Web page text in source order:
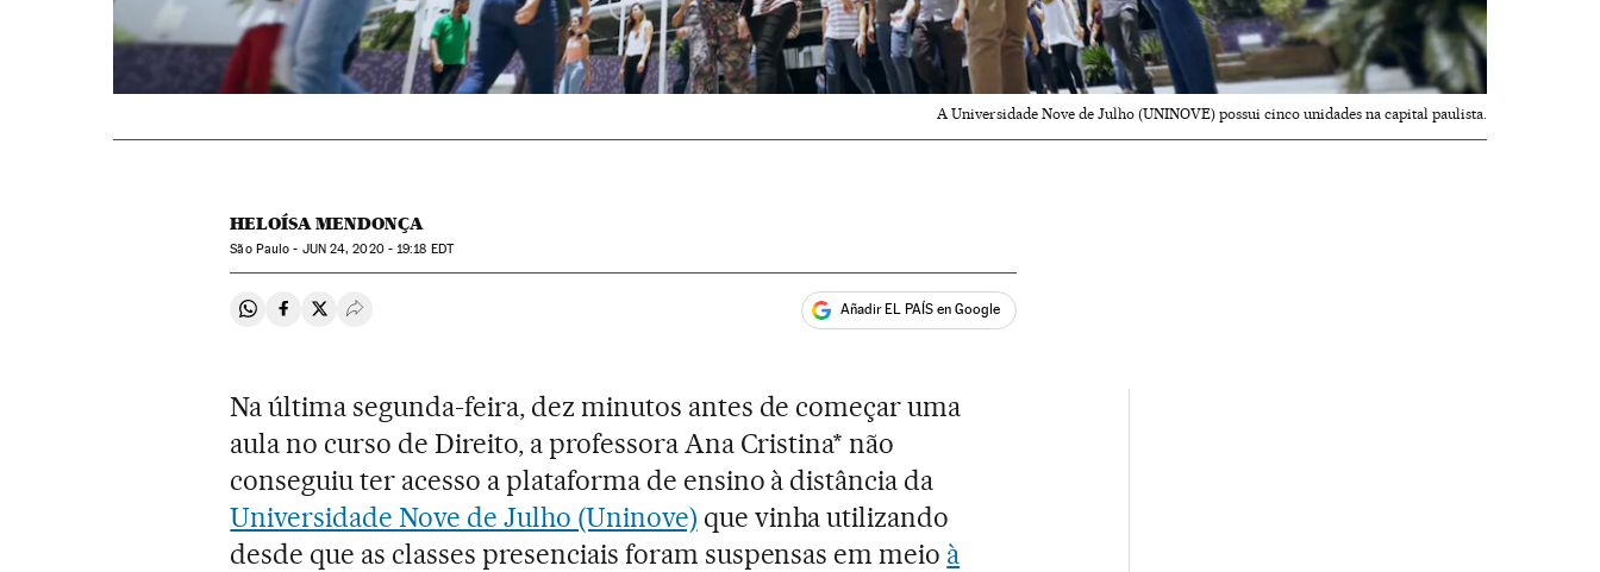
A Universidade Nove de Julho (UNINOVE) possui cinco unidades na capital paulista.
HELOÍSA MENDONÇA
São Paulo - JUN24, 2020 - 19:18 EDT
Compartir en Whatsapp
Compartir en Facebook
Compartir en Twitter
Desplegar Redes Sociales Añadir EL PAÍS en Google
Na última segunda-feira, dez minutos antes de começar uma
aula no curso de Direito, a professora Ana Cristina* não
conseguiu ter acesso a plataforma de ensino à distância da
Universidade Nove de Julho (Uninove) que vinha utilizando
desde que as classes presenciais foram suspensas em meio à